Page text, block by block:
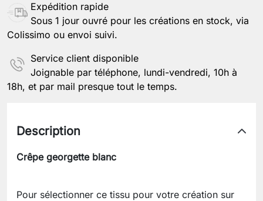
Expédition rapide
Sous 1 jour ouvré pour les créations en stock, via
Colissimo ou envoi suivi.
Service client disponible
Joignable par téléphone, lundi-vendredi, 10h à
18h, et par mail presque tout le temps.
Description
Crêpe georgette blanc
Pour sélectionner ce tissu pour votre création sur